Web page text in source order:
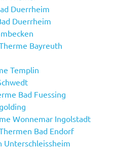
Duerrheim
Duerrheim
Bayreuth
Templin
Bad Fuessing
Wonnemar Ingolstadt
Bad Endorf
Unterschleissheim